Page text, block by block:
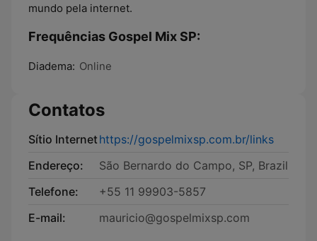
mundo pela internet.
Frequências Gospel Mix SP:
Diadema: Online
Contatos
Sítio Internethttps://gospelmixsp.com.br/links
Endereço:
São Bernardo do Campo, SP, Brazil
Telefone:
+55 11 99903-5857
E-mail:
mauricio@gospelmixsp.com